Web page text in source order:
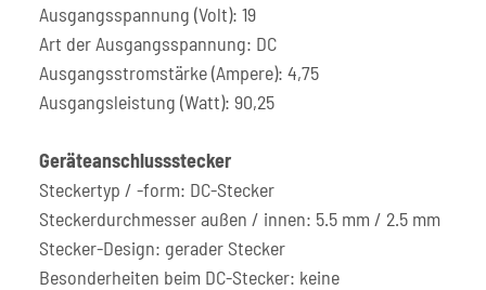
Ausgangsspannung (Volt): 19
Art der Ausgangsspannung: DC
Ausgangsstromstärke (Ampere): 4,75
Ausgangsleistung (Watt): 90,25
Geräteanschlussstecker
Steckertyp / -form: DC-Stecker
Steckerdurchmesser außen / innen: 5.5 mm / 2.5 mm
Stecker-Design: gerader Stecker
Besonderheiten beim DC-Stecker: keine